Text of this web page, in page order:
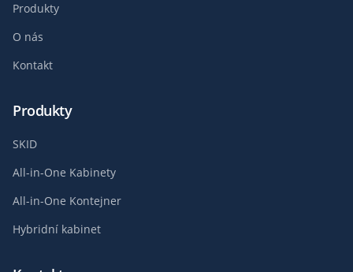
Produkty
O nás
Kontakt
Produkty
SKID
All-in-One Kabinety
All-in-One Kontejner
Hybridní kabinet